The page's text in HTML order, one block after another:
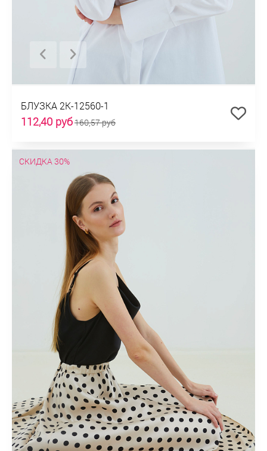
БЛУЗКА 2К-12560-1
112,40 руб160,57 руб
СКИДКА 30%